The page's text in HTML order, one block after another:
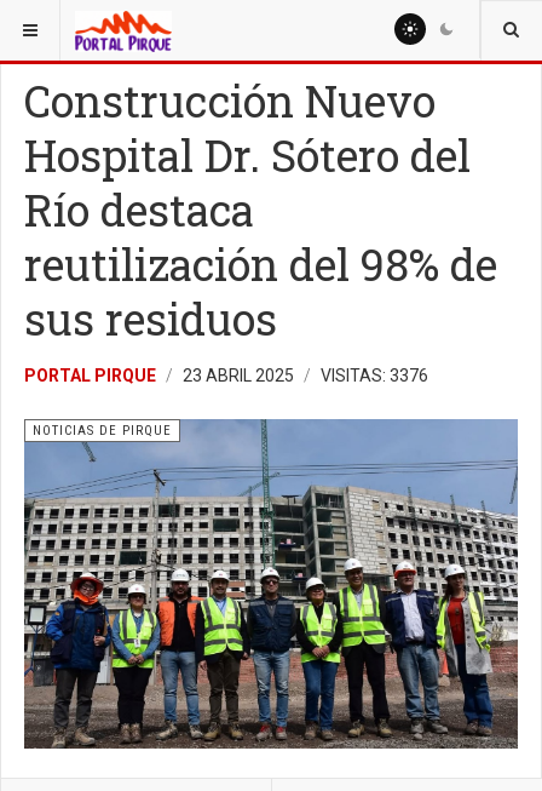
ESTÁ AQUÍ: NOTICIAS
Construcción Nuevo
Hospital Dr. Sótero del
Río destaca
reutilización del 98% de
sus residuos
PORTAL PIRQUE 23 ABRIL 2025 VISITAS: 3376
NOTICIAS DE PIRQUE